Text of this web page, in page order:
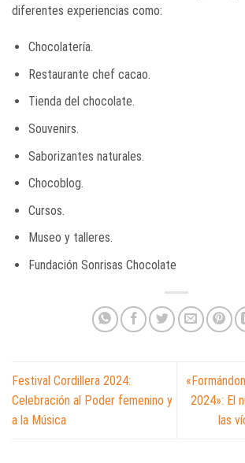
diferentes experiencias como:
Chocolatería.
Restaurante chef cacao.
Tienda del chocolate.
Souvenirs.
Saborizantes naturales.
Chocoblog.
Cursos.
Museo y talleres.
Fundación Sonrisas Chocolate
Festival Cordillera 2024:
Celebración al Poder femenino y
a la Música
2024»: El
las